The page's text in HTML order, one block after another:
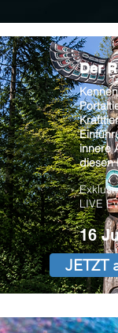
Der
innere
diesen
LIVE
16
JETZT